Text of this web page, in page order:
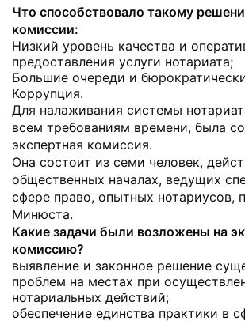
Что способствовало такому
комиссии:
Низкий уровень качества и
предоставления услуги нотариата;
Большие очереди и
Коррупция.
Для налаживания системы
всем требованиям времени, была
экспертная комиссия.
Она состоит из семи человек,
общественных началах, ведущих
сфере право, опытных нотариусов,
Минюста.
Какие задачи были возложены на
комиссию?
выявление и законное решение
проблем на местах при
нотариальных действий;
обеспечение единства практики в